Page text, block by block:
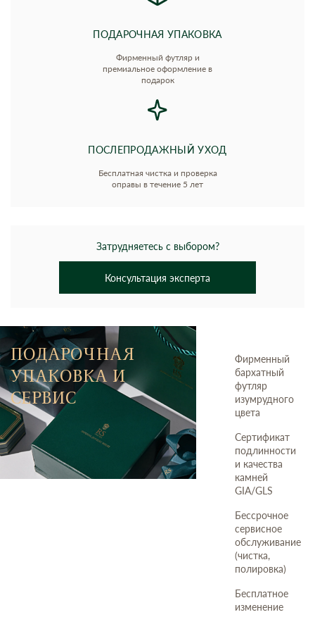
ПОДАРОЧНАЯ УПАКОВКА
Фирменный футляр и
премиальное оформление в
подарок
ПОСЛЕПРОДАЖНЫЙ УХОД
Бесплатная чистка и проверка
оправы в течение 5 лет
Затрудняетесь с выбором?
Консультация эксперта
ПОДАРОЧНАЯ
УПАКОВКА И
СЕРВИС
Фирменный
бархатный
футляр
изумрудного
цвета
Сертификат
подлинности
и качества
камней
GIA/GLS
Бессрочное
сервисное
обслуживание
(чистка,
полировка)
Бесплатное
изменение